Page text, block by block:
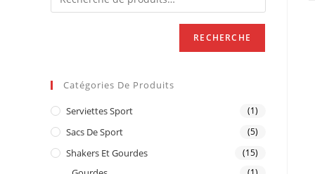
RECHERCHE
Catégories De Produits
Serviettes Sport (1)
Sacs De Sport (5)
Shakers Et Gourdes (15)